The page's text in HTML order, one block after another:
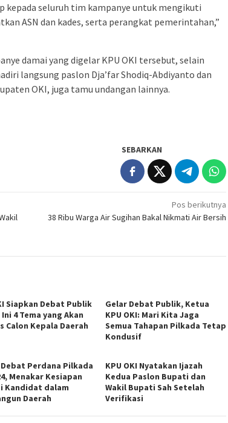
kepada seluruh tim kampanye untuk mengikuti
ASN dan kades, serta perangkat pemerintahan,”
damai yang digelar KPU OKI tersebut, selain
langsung paslon Dja’far Shodiq-Abdiyanto dan
OKI, juga tamu undangan lainnya.
SEBARKAN
Pos berikutnya
38 Ribu Warga Air Sugihan Bakal Nikmati Air Bersih
Siapkan Debat Publik
4 Tema yang Akan
Calon Kepala Daerah
Gelar Debat Publik, Ketua
KPU OKI: Mari Kita Jaga
Semua Tahapan Pilkada Tetap
Kondusif
Perdana Pilkada
Menakar Kesiapan
Kandidat dalam
Daerah
KPU OKI Nyatakan Ijazah
Kedua Paslon Bupati dan
Wakil Bupati Sah Setelah
Verifikasi